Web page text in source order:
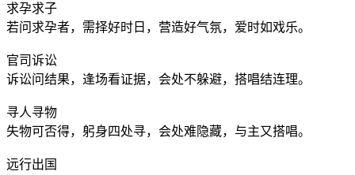
求孕求子
若问求孕者，需择好时日，营造好气氛，爱时如戏乐。
官司诉讼
诉讼问结果，逢场看证据，会处不躲避，搭唱结连理。
寻人寻物
失物可否得，躬身四处寻，会处难隐藏，与主又搭唱。
远行出国